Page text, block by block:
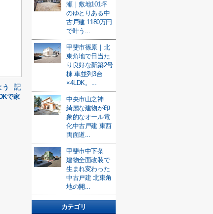
記
で家
瀬｜敷地101坪
のゆとりある中
古戸建 1180万円
で叶う...
甲斐市篠原｜北
東角地で日当た
り良好な新築2号
棟 車並列3台
×4LDK。...
中央市山之神｜
綺麗な建物が印
象的なオール電
化中古戸建 東西
両面道...
甲斐市中下条｜
建物全面改装で
生まれ変わった
中古戸建 北東角
地の開...
カテゴリ